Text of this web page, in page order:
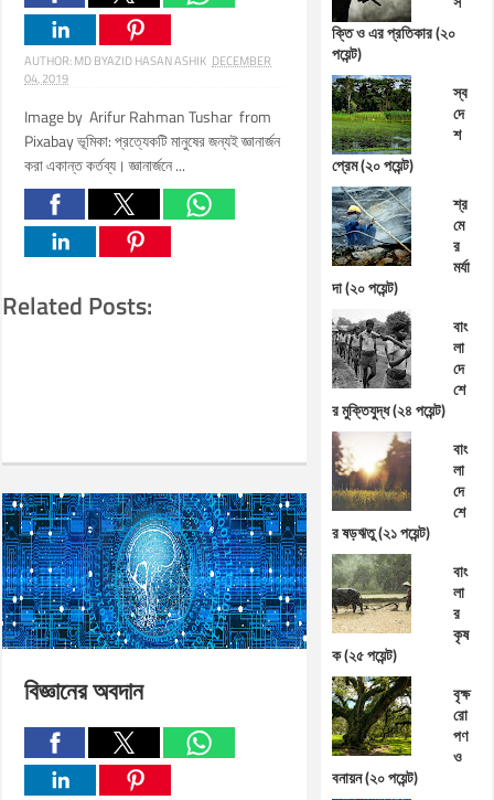
AUTHOR:MD BYAZID HASAN ASHIK DECEMBER
04, 2019
Image by Arifur Rahman Tushar from
Pixabay ভূমিকা: প্রত্যেকটি মানুষের জন্যই জ্ঞানার্জন
করা একান্ত কর্তব্য। জ্ঞানার্জনে ...
Related Posts:
বিজ্ঞানের অবদান
ক্তি ও এর প্রতিকার (২০
পয়েন্ট)
স্ব
দে
শ
প্রেম (২০ পয়েন্ট)
শ্র
মে
র
মর্যা
দা (২০ পয়েন্ট)
বাং
লা
দে
শে
র মুক্তিযুদ্ধ (২৪ পয়েন্ট)
বাং
লা
দে
শে
র ষড়ঋতু (২১ পয়েন্ট)
বাং
লা
র
কৃষ
ক (২৫ পয়েন্ট)
বৃক্ষ
রো
পণ
ও
বনায়ন (২০ পয়েন্ট)